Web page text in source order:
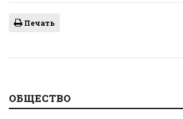
Печать
ОБЩЕСТВО